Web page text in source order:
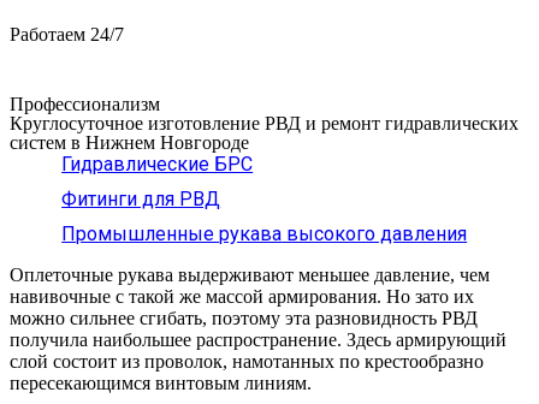
Работаем 24/7
Профессионализм
Круглосуточное изготовление РВД и ремонт гидравлических
систем в Нижнем Новгороде
Гидравлические БРС
Фитинги для РВД
Промышленные рукава высокого давления
Оплеточные рукава выдерживают меньшее давление, чем
навивочные с такой же массой армирования. Но зато их
можно сильнее сгибать, поэтому эта разновидность РВД
получила наибольшее распространение. Здесь армирующий
слой состоит из проволок, намотанных по крестообразно
пересекающимся винтовым линиям.